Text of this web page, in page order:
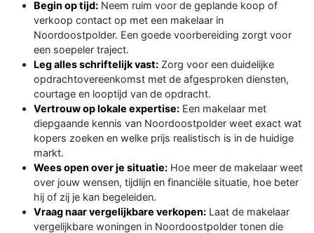
Begin op tijd: Neem ruim voor de geplande koop of
verkoop contact op met een makelaar in
Noordoostpolder. Een goede voorbereiding zorgt voor
een soepeler traject.
Leg alles schriftelijk vast: Zorg voor een duidelijke
opdrachtovereenkomst met de afgesproken diensten,
courtage en looptijd van de opdracht.
Vertrouw op lokale expertise: Een makelaar met
diepgaande kennis van Noordoostpolder weet exact wat
kopers zoeken en welke prijs realistisch is in de huidige
markt.
Wees open over je situatie: Hoe meer de makelaar weet
over jouw wensen, tijdlijn en financiële situatie, hoe beter
hij of zij je kan begeleiden.
Vraag naar vergelijkbare verkopen: Laat de makelaar
vergelijkbare woningen in Noordoostpolder tonen die